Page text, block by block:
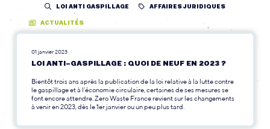
LOI ANTI GASPILLAGE AFFAIRES JURIDIQUES
ACTUALITÉS
01 janvier 2023
LOI ANTI-GASPILLAGE : QUOI DE NEUF EN 2023 ?
Bientôt trois ans après la publication de la loi relative à la lutte contre
le gaspillage et à l’économie circulaire, certaines de ses mesures se
font encore attendre. Zero Waste France revient sur les changements
à venir en 2023, dès le 1er janvier ou un peu plus tard.